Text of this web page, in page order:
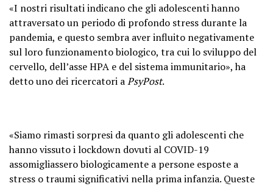
«I nostri risultati indicano che gli adolescenti hanno
attraversato un periodo di profondo stress durante la
pandemia, e questo sembra aver influito negativamente
sul loro funzionamento biologico, tra cui lo sviluppo del
cervello, dell’asse HPA e del sistema immunitario», ha
detto uno dei ricercatori aPsyPost.
«Siamo rimasti sorpresi da quanto gli adolescenti che
hanno vissuto i lockdown dovuti al COVID-19
assomigliassero biologicamente a persone esposte a
stress o traumi significativi nella prima infanzia. Queste